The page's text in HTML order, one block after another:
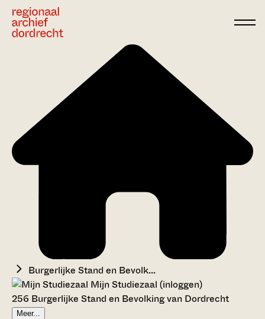
Burgerlijke Stand en Bevolk...
Mijn Studiezaal (inloggen)
256 Burgerlijke Stand en Bevolking van Dordrecht
Meer...